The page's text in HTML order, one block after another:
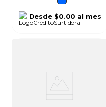
Desde$0.00 al mes